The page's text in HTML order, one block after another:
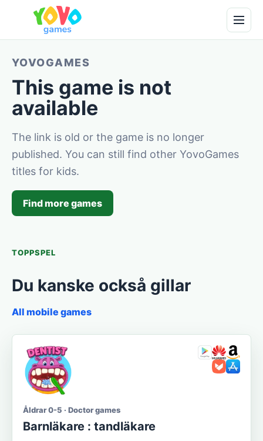
YOVOGAMES
This game is not
available
The link is old or the game is no longer
published. You can still find other YovoGames
titles for kids.
Find more games
TOPPSPEL
Du kanske också gillar
All mobile games
Åldrar 0-5 · Doctor games
Barnläkare : tandläkare